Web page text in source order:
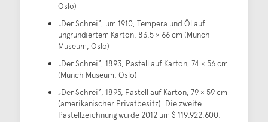
Oslo)
„Der Schrei“, um 1910, Tempera und Öl auf
ungrundiertem Karton, 83,5 × 66 cm (Munch
Museum, Oslo)
„Der Schrei“, 1893, Pastell auf Karton, 74 × 56 cm
(Munch Museum, Oslo)
„Der Schrei“, 1895, Pastell auf Karton, 79 × 59 cm
(amerikanischer Privatbesitz). Die zweite
Pastellzeichnung wurde 2012 um $ 119,922.600.-